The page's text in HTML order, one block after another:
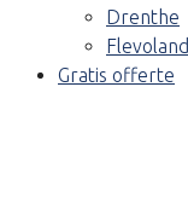
Drenthe
Flevoland
Gratis offerte